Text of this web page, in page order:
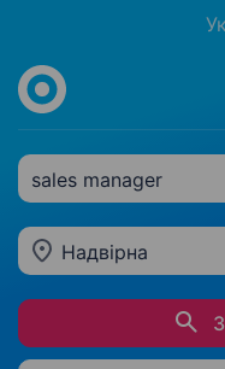
sales manager
Надвірна